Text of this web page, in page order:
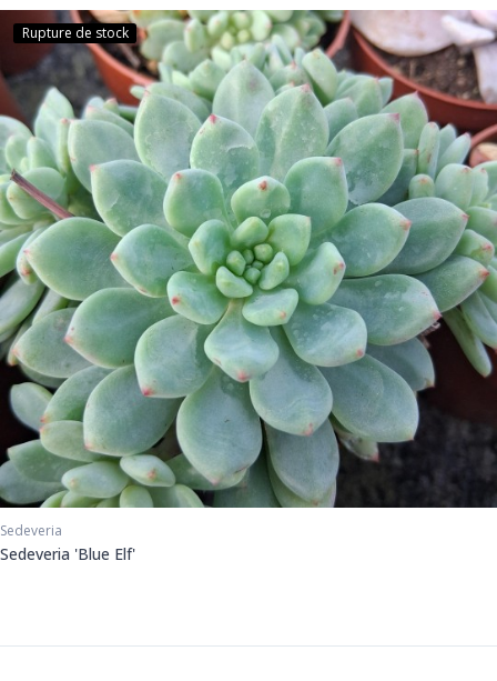
Rupture de stock
Sedeveria
Sedeveria 'Blue Elf'